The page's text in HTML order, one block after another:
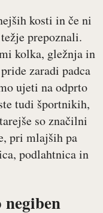
kosti in če ni
prepoznali.
kolka, gležnja in
zaradi padca
ujeti na odprto
tudi športnikih,
so značilni
pri mlajših pa
podlahtnica in